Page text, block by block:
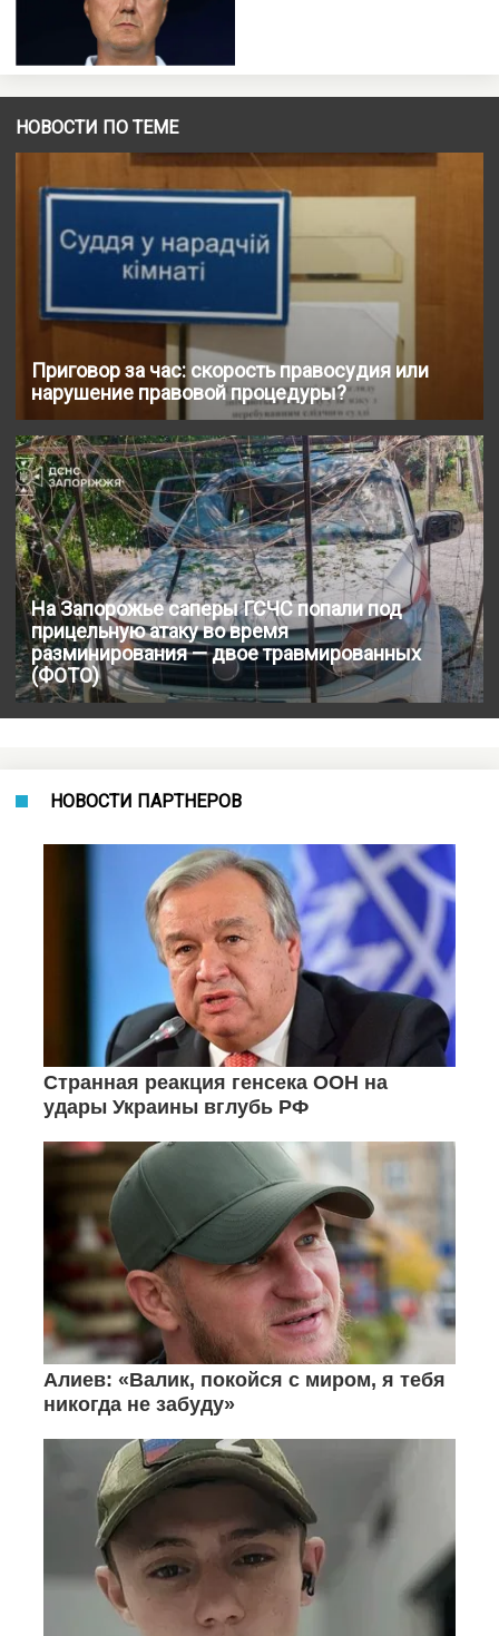
НОВОСТИ ПО ТЕМЕ
Приговор за час: скорость правосудия или
нарушение правовой процедуры?
На Запорожье саперы ГСЧС попали под
прицельную атаку во время
разминирования — двое травмированных
(ФОТО)
НОВОСТИ ПАРТНЕРОВ